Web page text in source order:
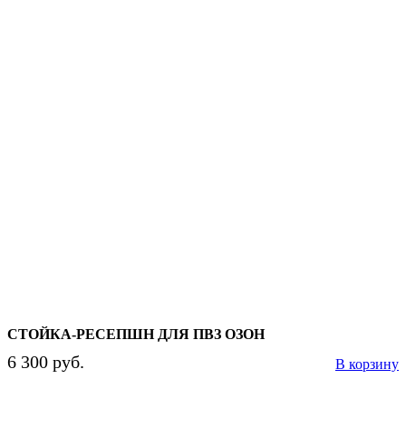
СТОЙКА-РЕСЕПШН ДЛЯ ПВЗ ОЗОН
6 300 руб. В корзину